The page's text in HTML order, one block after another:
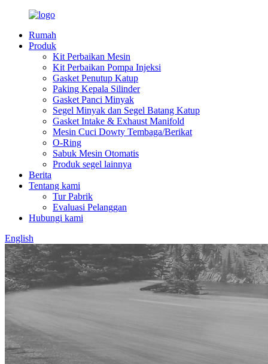
Rumah
Produk
Kit Perbaikan Mesin
Kit Perbaikan Pompa Injeksi
Gasket Penutup Katup
Paking Kepala Silinder
Gasket Panci Minyak
Segel Minyak dan Segel Batang Katup
Gasket Intake & Exhaust Manifold
Mesin Cuci Dowty Tembaga/Berikat
O-Ring
Sabuk Mesin Otomatis
Produk segel lainnya
Berita
Tentang kami
Tur Pabrik
Evaluasi Pelanggan
Hubungi kami
English